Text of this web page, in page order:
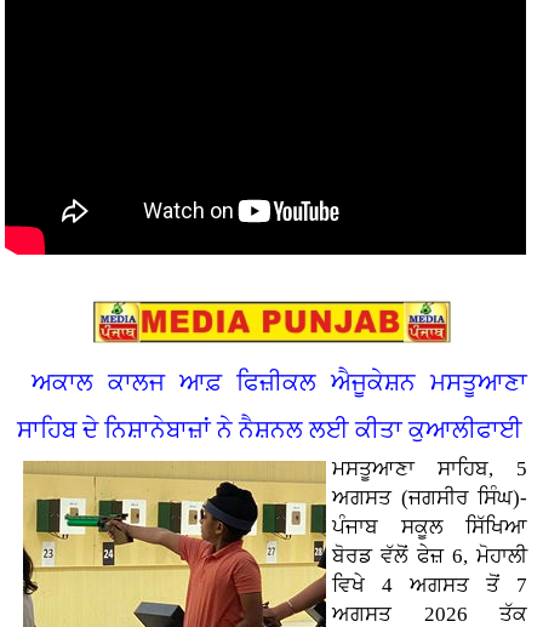
ਅਕਾਲ ਕਾਲਜ ਆਫ਼ ਫਿਜ਼ੀਕਲ ਐਜੂਕੇਸ਼ਨ ਮਸਤੂਆਣਾ
ਸਾਹਿਬ ਦੇ ਨਿਸ਼ਾਨੇਬਾਜ਼ਾਂ ਨੇ ਨੈਸ਼ਨਲ ਲਈ ਕੀਤਾ ਕੁਆਲੀਫਾਈ
ਮਸਤੂਆਣਾ ਸਾਹਿਬ, 5
ਅਗਸਤ (ਜਗਸੀਰ ਸਿੰਘ)-
ਪੰਜਾਬ ਸਕੂਲ ਸਿੱਖਿਆ
ਬੋਰਡ ਵੱਲੋਂ ਫੇਜ਼ 6, ਮੋਹਾਲੀ
ਵਿਖੇ 4 ਅਗਸਤ ਤੋਂ 7
ਅਗਸਤ 2026 ਤੱਕ